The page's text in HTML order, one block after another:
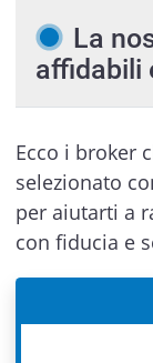
La
affidabili
Ecco i broker
selezionato
per aiutarti a
con fiducia e